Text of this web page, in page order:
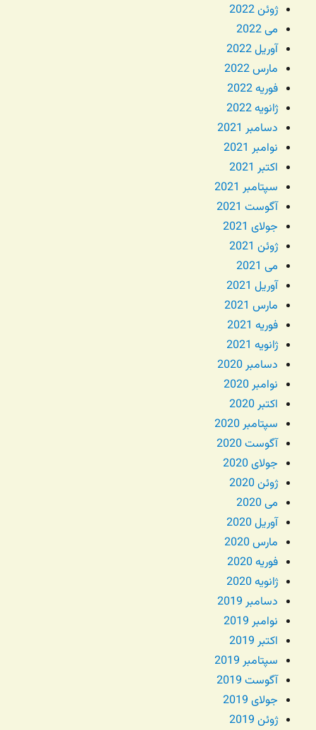
ژوئن 2022
می 2022
آوریل 2022
مارس 2022
فوریه 2022
ژانویه 2022
دسامبر 2021
نوامبر 2021
اکتبر 2021
سپتامبر 2021
آگوست 2021
جولای 2021
ژوئن 2021
می 2021
آوریل 2021
مارس 2021
فوریه 2021
ژانویه 2021
دسامبر 2020
نوامبر 2020
اکتبر 2020
سپتامبر 2020
آگوست 2020
جولای 2020
ژوئن 2020
می 2020
آوریل 2020
مارس 2020
فوریه 2020
ژانویه 2020
دسامبر 2019
نوامبر 2019
اکتبر 2019
سپتامبر 2019
آگوست 2019
جولای 2019
ژوئن 2019